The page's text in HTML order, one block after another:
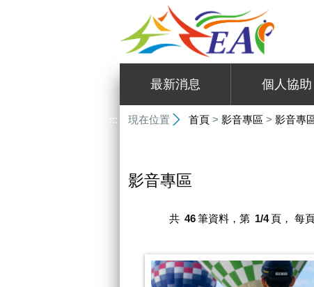
最新消息 個人協助
::: 現在位置 首頁 > 影音專區 > 影音專
影音專區
共 46筆資料，第 1/4 頁，每